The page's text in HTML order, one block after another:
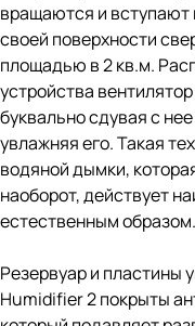
вращаются и вступают
своей поверхности
площадью в 2 кв.м.
устройства
буквально сдувая с
увлажняя его. Такая
водяной дымки,
наоборот, действует
естественным образом.
Резервуар и пластины
Humidifier 2 покрыты